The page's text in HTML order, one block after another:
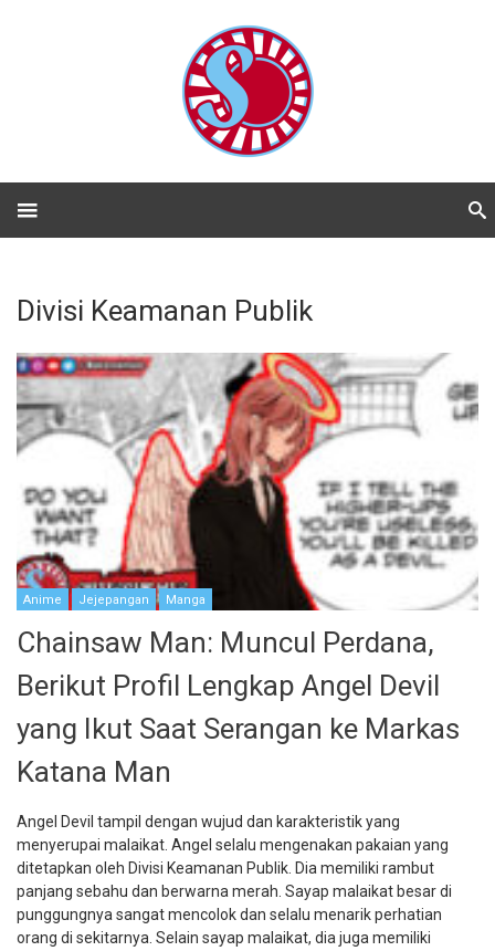
Divisi Keamanan Publik
Anime Jejepangan Manga
Chainsaw Man: Muncul Perdana,
Berikut Profil Lengkap Angel Devil
yang Ikut Saat Serangan ke Markas
Katana Man
Angel Devil tampil dengan wujud dan karakteristik yang
menyerupai malaikat. Angel selalu mengenakan pakaian yang
ditetapkan oleh Divisi Keamanan Publik. Dia memiliki rambut
panjang sebahu dan berwarna merah. Sayap malaikat besar di
punggungnya sangat mencolok dan selalu menarik perhatian
orang di sekitarnya. Selain sayap malaikat, dia juga memiliki